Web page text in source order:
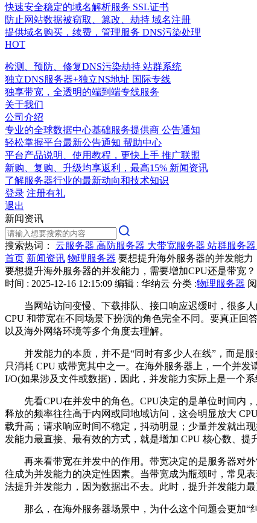
快速安全稳定的域名解析服务 SSL证书
防止网站数据被窃取、篡改、劫持 域名注册
提供域名购买，续费，管理服务 DNS污染处理
HOT
检测、预防、修复DNS污染劫持 站群系统
独立DNS服务器+独立NS地址 国际专线
独享带宽，全透明的端到端专线服务
关于我们
公司介绍
专业的全球数据中心基础服务提供商 公告通知
轻松掌握平台最新公告通知 帮助中心
平台产品说明、使用教程，更快上手 推广联盟
新购、复购、升级均享返利，最高15% 新闻资讯
了解服务器行业的最新动向和技术知识
登录 注册有礼
退出
新闻资讯
搜索热词： 云服务器 高防服务器 大带宽服务器 站群服务器
首页 新闻资讯 物理服务器 要想提升海外服务器的并发能力
要想提升海外服务器的并发能力，需要增加CPU还是带宽？
时间 : 2025-12-16 12:15:09 编辑 : 华纳云 分类 :物理服务器
当网站访问变慢、下载排队、接口响应迟缓时，很多人
CPU 和带宽在不同场景下扮演的角色完全不同。要真正回
以及海外网络环境等多个角度去理解。
并发能力的本质，并不是“同时有多少人在线”，而是服
只消耗 CPU 或带宽其中之一。在海外服务器上，一个并
I/O(如果涉及文件或数据)，因此，并发能力实际上是一个
先看CPU在并发中的角色。CPU决定的是单位时间内，
释放的频率往往高于内网或同地域访问，这会明显放大
载升高；请求响应时间不稳定，抖动明显；少量并发就出
发能力最直接、最有效的方式，就是增加 CPU 核心数、提
再来看带宽在并发中的作用。带宽决定的是服务器对外
往成为并发能力的决定性因素。当带宽成为瓶颈时，常见
法提升并发能力，因为数据出不去。此时，提升并发能力
那么，在海外服务器场景中，为什么这个问题会更加“纠